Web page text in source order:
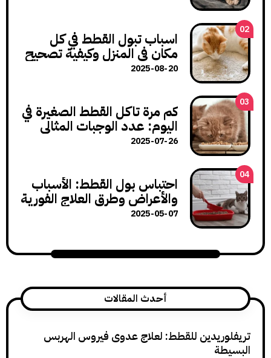
اسباب تبول القطط في كل
مكان في المنزل وكيفية تصحيح
هذا السلوك
2025-08-20
كم مرة تاكل القطط الصغيرة في
اليوم: عدد الوجبات المثالي
لنمو صحي
2025-07-26
احتباس بول القطط: الأسباب
والأعراض وطرق العلاج الفورية
2025-05-07
أحدث المقالات
للقطط: لعلاج عدوى فيروس الهربس